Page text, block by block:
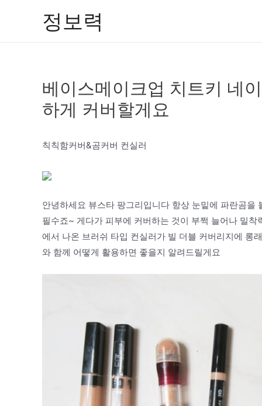
정보력
베이스메이크업 치트키 네
하게 커버할게요
칙칙함커버&곰커버 컨실러
안녕하세요 뷰스타 팡그리입니다 항상 눈밑에 파란곰
필수죠~ 게다가 피부에 커버하는 것이 부쩍 늘어나 밀
에서 나온 브러쉬 타입 컨실러가 빌 더블 커버리지에 롱
와 함께 어떻게 활용하면 좋을지 알려드릴게요